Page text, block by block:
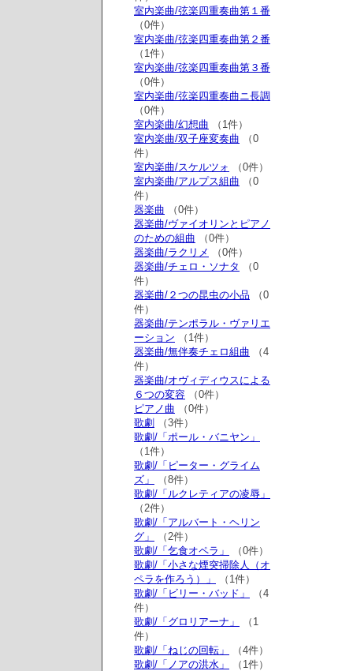
室内楽曲/弦楽四重奏曲第１番
（0件）
室内楽曲/弦楽四重奏曲第２番
（1件）
室内楽曲/弦楽四重奏曲第３番
（0件）
室内楽曲/弦楽四重奏曲ニ長調
（0件）
室内楽曲/幻想曲 （1件）
室内楽曲/双子座変奏曲 （0
件）
室内楽曲/スケルツォ
（0件）
室内楽曲/アルプス組曲 （0
件）
器楽曲 （0件）
器楽曲/ヴァイオリンとピアノ
のための組曲 （0件）
器楽曲/ラクリメ
（0件）
器楽曲/チェロ・ソナタ
（0
件）
器楽曲/２つの昆虫の小品 （0
件）
器楽曲/テンポラル・ヴァリエ
ーション （1件）
器楽曲/無伴奏チェロ組曲 （4
件）
器楽曲/オヴィディウスによる
６つの変容 （0件）
ピアノ曲 （0件）
歌劇
（3件）
歌劇/「ポール・バニヤン」
（1件）
歌劇/「ピーター・グライム
ズ」
（8件）
歌劇/「ルクレティアの凌辱」
（2件）
歌劇/「アルバート・ヘリン
グ」
（2件）
歌劇/「乞食オペラ」
（0件）
歌劇/「小さな煙突掃除人（オ
ペラを作ろう）」
（1件）
歌劇/「ビリー・バッド」
（4
件）
歌劇/「グロリアーナ」
（1
件）
歌劇/「ねじの回転」
（4件）
歌劇/「ノアの洪水」
（1件）